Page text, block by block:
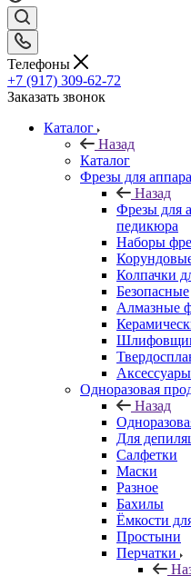
Телефоны
+7 (917) 309-62-72
Заказать звонок
Каталог
Назад
Каталог
Фрезы для
Назад
Фрезы для
педикюра
Наборы
Колпачки
Безопасные
Алмазные
Аксессуары
Одноразовая
Назад
Для
Салфетки
Маски
Разное
Бахилы
Ёмкости
Простыни
Перчатки